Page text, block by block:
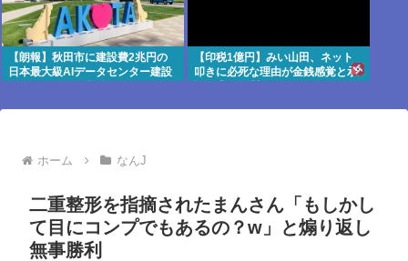
【朗報】秋田市に建設費2兆円の
日本最大級AIデータセンター建設
【印税1億円】みい山田、ネット
叩きに必死な理由が金銭感覚と承
ホーム なんJ
二重整形を指摘されたまんさん「もしかし
て目にコンプでもあるの？w」と煽り返し
無事勝利